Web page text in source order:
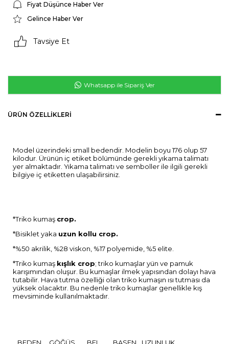
Fiyat Düşünce Haber Ver
Gelince Haber Ver
Tavsiye Et
Whatsapp ile Sipariş Ver
ÜRÜN ÖZELLIKLERI
Model üzerindeki small bedendir. Modelin boyu 176 olup 57
kilodur. Ürünün iç etiket bölümünde gerekli yıkama talimatı
yer almaktadır. Yıkama talimatı ve semboller ile ilgili gerekli
bilgiye iç etiketten ulaşabilirsiniz.
*Triko kumaş crop.
*Bisiklet yaka uzun kollu crop.
*%50 akrilik, %28 viskon, %17 polyemide, %5 elite.
*Triko kumaş kışlık crop; triko kumaşlar yün ve pamuk
karışımından oluşur. Bu kumaşlar ilmek yapısından dolayı hava
tutabilir. Hava tutma özelliği olan triko kumaşın ısı tutması da
yüksek olacaktır. Bu nedenle triko kumaşlar genellikle kış
mevsiminde kullanılmaktadır.